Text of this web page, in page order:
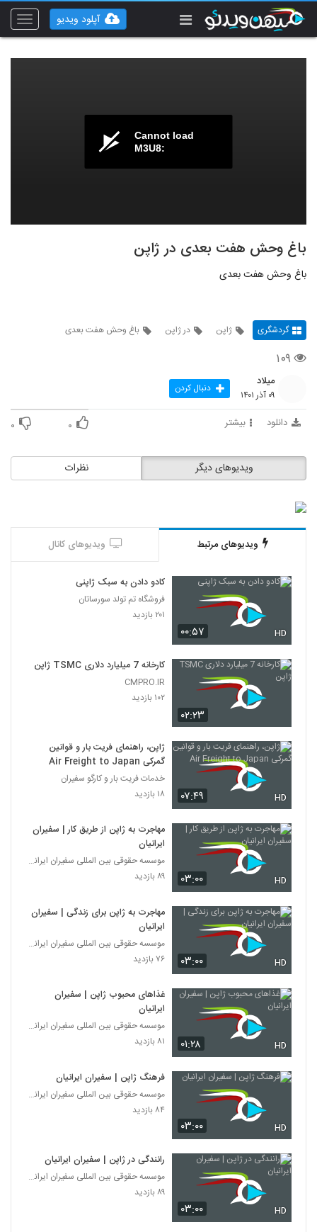
Toggle
آپلود ویدیو
Cannot load
M3U8:
باغ وحش هفت بعدی در ژاپن
باغ وحش هفت بعدی
گردشگری ژاپن در ژاپن باغ وحش هفت بعدی
۱۰۹
میلاد
۰۹ آذر ۱۴۰۱ دنبال کردن
دانلود بیشتر ۰ ۰
نظرات ویدیوهای دیگر
ویدیوهای مرتبط ویدیوهای کانال
۰۰:۵۷ HD
کادو دادن به سبک ژاپنی
فروشگاه تم تولد سورساتان
۲۰۱ بازدید
۰۲:۲۳
کارخانه 7 میلیارد دلاری TSMC ژاپن
CMPRO.IR
۱۰۲ بازدید
۰۷:۴۹ HD
ژاپن، راهنمای فریت بار و قوانین
گمرکی Air Freight to Japan
خدمات فریت بار و کارگو سفیران
۱۸ بازدید
۰۳:۰۰ HD
مهاجرت به ژاپن از طریق کار | سفیران
ایرانیان
موسسه حقوقی بین المللی سفیران ایرانیان
۸۹ بازدید
۰۳:۰۰ HD
مهاجرت به ژاپن برای زندگی | سفیران
ایرانیان
موسسه حقوقی بین المللی سفیران ایرانیان
۷۶ بازدید
۰۱:۲۸ HD
غذاهای محبوب ژاپن | سفیران
ایرانیان
موسسه حقوقی بین المللی سفیران ایرانیان
۸۱ بازدید
۰۳:۰۰ HD
فرهنگ ژاپن | سفیران ایرانیان
موسسه حقوقی بین المللی سفیران ایرانیان
۸۴ بازدید
۰۳:۰۰ HD
رانندگی در ژاپن | سفیران ایرانیان
موسسه حقوقی بین المللی سفیران ایرانیان
۸۹ بازدید